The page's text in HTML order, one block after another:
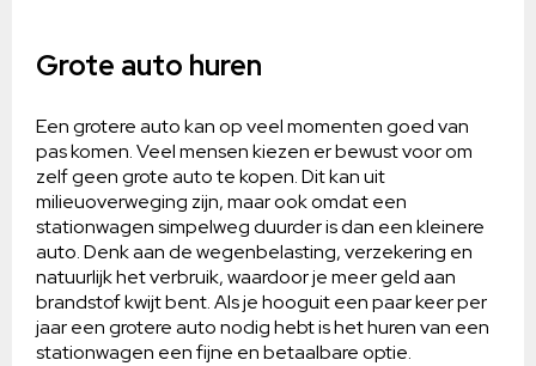
Grote auto huren
Een grotere auto kan op veel momenten goed van
pas komen. Veel mensen kiezen er bewust voor om
zelf geen grote auto te kopen. Dit kan uit
milieuoverweging zijn, maar ook omdat een
stationwagen simpelweg duurder is dan een kleinere
auto. Denk aan de wegenbelasting, verzekering en
natuurlijk het verbruik, waardoor je meer geld aan
brandstof kwijt bent. Als je hooguit een paar keer per
jaar een grotere auto nodig hebt is het huren van een
stationwagen een fijne en betaalbare optie.